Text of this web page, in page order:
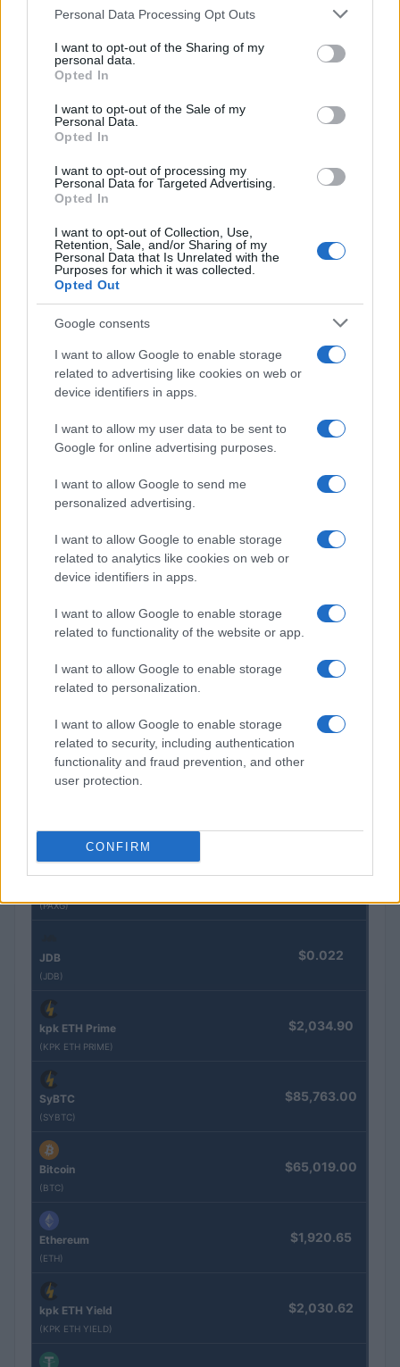
Please note that this website/app uses one or more Google
not limited to your visit or usage behaviour. You may click to
grant or deny consent to Google and its third-party tags to
use your data for below specified purposes in below Google
consent section.
Personal Data Processing Opt Outs
I want to opt-out of the Sharing of my
personal data.
Opted In
I want to opt-out of the Sale of my
Personal Data.
Opted In
I want to opt-out of processing my
Personal Data for Targeted Advertising.
Opted In
I want to opt-out of Collection, Use,
Retention, Sale, and/or Sharing of my
Personal Data that Is Unrelated with the
Purposes for which it was collected.
Opted Out
Google consents
I want to allow Google to enable storage
related to advertising like cookies on web or
device identifiers in apps.
I want to allow my user data to be sent to
Google for online advertising purposes.
I want to allow Google to send me
personalized advertising.
I want to allow Google to enable storage
related to analytics like cookies on web or
device identifiers in apps.
I want to allow Google to enable storage
related to functionality of the website or app.
I want to allow Google to enable storage
related to personalization.
I want to allow Google to enable storage
related to security, including authentication
functionality and fraud prevention, and other
user protection.
CONFIRM
Confira os números sorteados no concurso 3754 da Lotofácil
em São Paulo
Beatriz Almeida · 6 ago 2026
NEWS
Pesquisas eleitorais mostram Lula à frente de Flávio Bolsonaro
nas intenções de voto
COTAÇÕES CRYPTO
Nome Preço
(KBTC)
(PAXG)
JDB
(JDB)
$0.022
kpk ETH Prime
(KPK ETH PRIME)
$2,034.90
SyBTC
(SYBTC)
$85,763.00
Bitcoin
(BTC)
$65,019.00
Ethereum
(ETH)
$1,920.65
kpk ETH Yield
(KPK ETH YIELD)
$2,030.62